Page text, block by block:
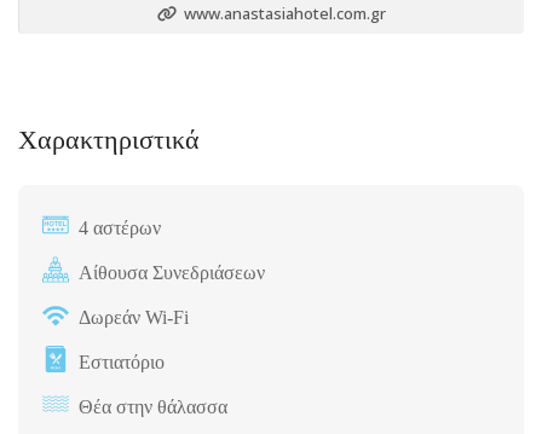
www.anastasiahotel.com.gr
Χαρακτηριστικά
4 αστέρων
Αίθουσα Συνεδριάσεων
Δωρεάν Wi-Fi
Εστιατόριο
Θέα στην θάλασσα